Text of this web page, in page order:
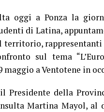
oggi a Ponza la
di Latina,
sul tema
a Ventotene in
Presidente della
Martina Mayol,